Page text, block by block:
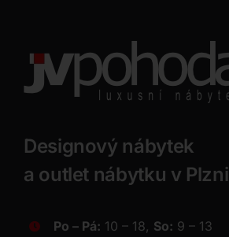
Designový nábytek
a outlet nábytku v Plzni
Po – Pá: 10 – 18, So: 9 – 13